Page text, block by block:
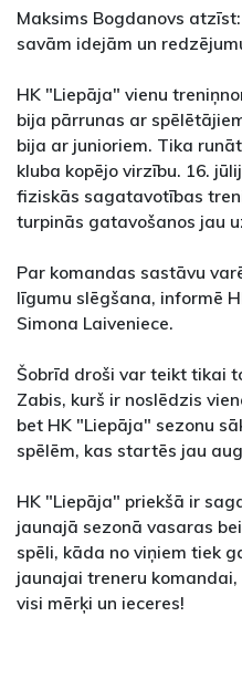
Maksims Bogdanovs
savām idejām un
HK "Liepāja" vienu
bija pārrunas ar
bija ar junioriem. Tika
kluba kopējo virzību. 16.
fiziskās sagatavotības
turpinās gatavošanos jau
Par komandas sastāvu
līgumu slēgšana, informē
Simona Laiveniece.
Šobrīd droši var teikt tikai
Zabis, kurš ir noslēdzis
bet HK "Liepāja" sezonu
spēlēm, kas startēs jau
HK "Liepāja" priekšā ir
jaunajā sezonā vasaras
spēli, kāda no viņiem tiek
jaunajai treneru
visi mērķi un ieceres!